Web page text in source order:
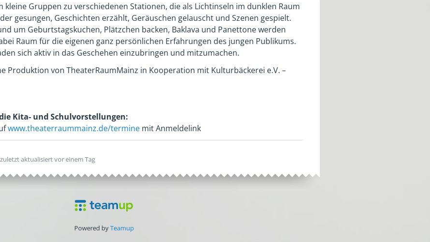
Gruppen zu verschiedenen Stationen, die als Lichtinseln im dunklen Raum
gesungen, Geschichten erzählt, Geräuschen gelauscht und Szenen gespielt.
um Geburtstagskuchen, Plätzchen backen, Baklava und Panettone werden
Raum für die eigenen ganz persönlichen Erfahrungen des jungen Publikums.
sich aktiv in das Geschehen einzubringen und mitzumachen.
Produktion von TheaterRaumMainz in Kooperation mit Kulturbäckerei e.V. –
Kita- und Schulvorstellungen:
www.theaterraummainz.de/termine mit Anmeldelink
aktualisiertvor einem Tag
Powered byTeamup